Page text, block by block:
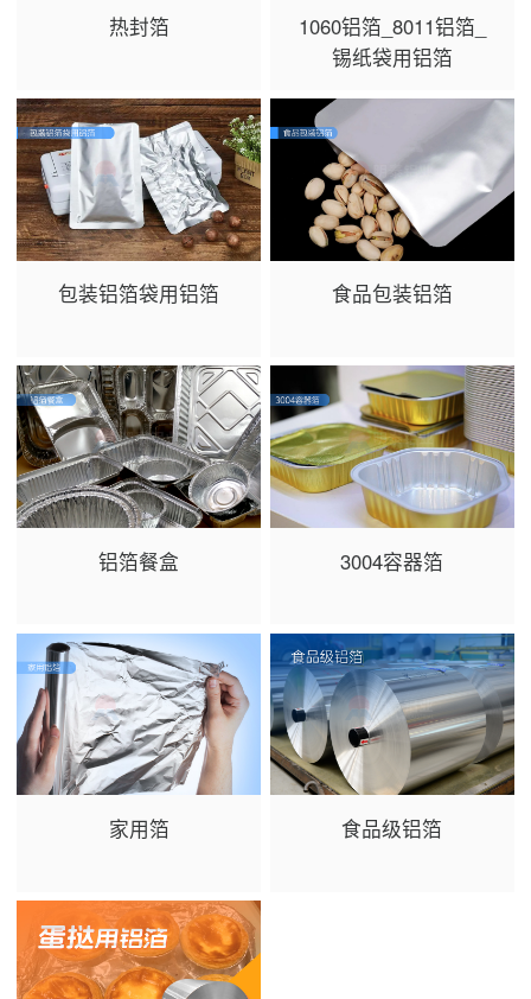
热封箔
1060铝箔_8011铝箔_
锡纸袋用铝箔
包装铝箔袋用铝箔 食品包装铝箔
铝箔餐盒 3004容器箔
家用箔 食品级铝箔